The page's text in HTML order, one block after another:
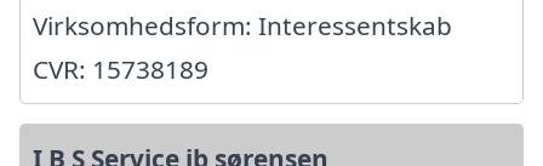
Virksomhedsform: Interessentskab
CVR: 15738189
I B S Service ib sørensen